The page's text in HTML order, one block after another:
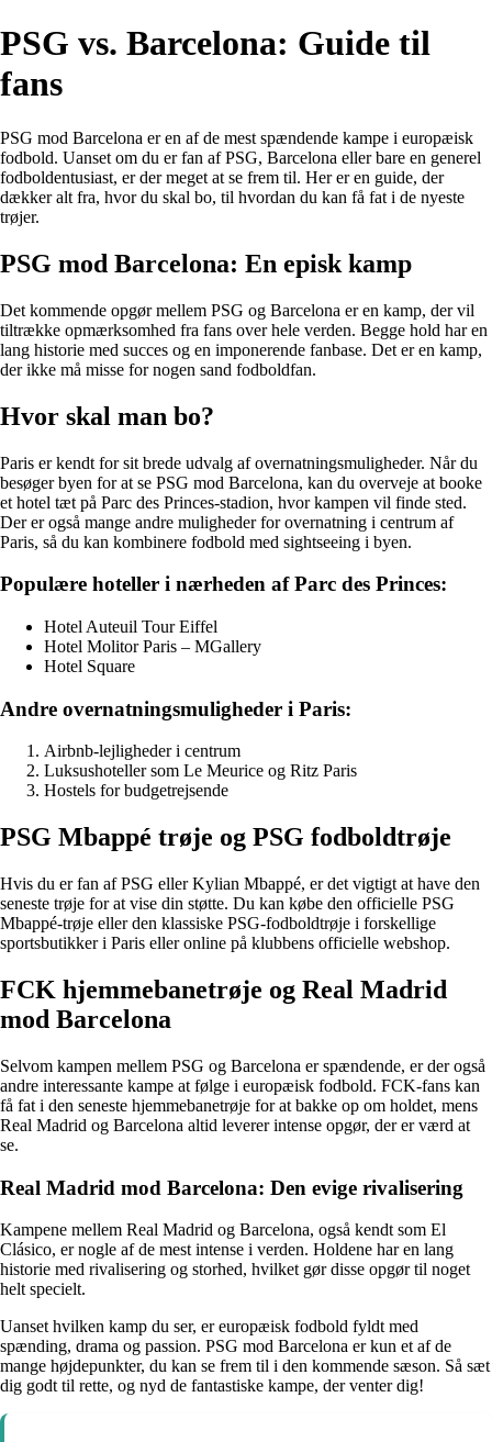
PSG vs. Barcelona: Guide til
fans
PSG mod Barcelona er en af de mest spændende kampe i europæisk
fodbold. Uanset om du er fan af PSG, Barcelona eller bare en generel
fodboldentusiast, er der meget at se frem til. Her er en guide, der
dækker alt fra, hvor du skal bo, til hvordan du kan få fat i de nyeste
trøjer.
PSG mod Barcelona: En episk kamp
Det kommende opgør mellem PSG og Barcelona er en kamp, der vil
tiltrække opmærksomhed fra fans over hele verden. Begge hold har en
lang historie med succes og en imponerende fanbase. Det er en kamp,
der ikke må misse for nogen sand fodboldfan.
Hvor skal man bo?
Paris er kendt for sit brede udvalg af overnatningsmuligheder. Når du
besøger byen for at se PSG mod Barcelona, kan du overveje at booke
et hotel tæt på Parc des Princes-stadion, hvor kampen vil finde sted.
Der er også mange andre muligheder for overnatning i centrum af
Paris, så du kan kombinere fodbold med sightseeing i byen.
Populære hoteller i nærheden af Parc des Princes:
Hotel Auteuil Tour Eiffel
Hotel Molitor Paris – MGallery
Hotel Square
Andre overnatningsmuligheder i Paris:
Airbnb-lejligheder i centrum
Luksushoteller som Le Meurice og Ritz Paris
Hostels for budgetrejsende
PSG Mbappé trøje og PSG fodboldtrøje
Hvis du er fan af PSG eller Kylian Mbappé, er det vigtigt at have den
seneste trøje for at vise din støtte. Du kan købe den officielle PSG
Mbappé-trøje eller den klassiske PSG-fodboldtrøje i forskellige
sportsbutikker i Paris eller online på klubbens officielle webshop.
FCK hjemmebanetrøje og Real Madrid
mod Barcelona
Selvom kampen mellem PSG og Barcelona er spændende, er der også
andre interessante kampe at følge i europæisk fodbold. FCK-fans kan
få fat i den seneste hjemmebanetrøje for at bakke op om holdet, mens
Real Madrid og Barcelona altid leverer intense opgør, der er værd at
se.
Real Madrid mod Barcelona: Den evige rivalisering
Kampene mellem Real Madrid og Barcelona, også kendt som El
Clásico, er nogle af de mest intense i verden. Holdene har en lang
historie med rivalisering og storhed, hvilket gør disse opgør til noget
helt specielt.
Uanset hvilken kamp du ser, er europæisk fodbold fyldt med
spænding, drama og passion. PSG mod Barcelona er kun et af de
mange højdepunkter, du kan se frem til i den kommende sæson. Så sæt
dig godt til rette, og nyd de fantastiske kampe, der venter dig!